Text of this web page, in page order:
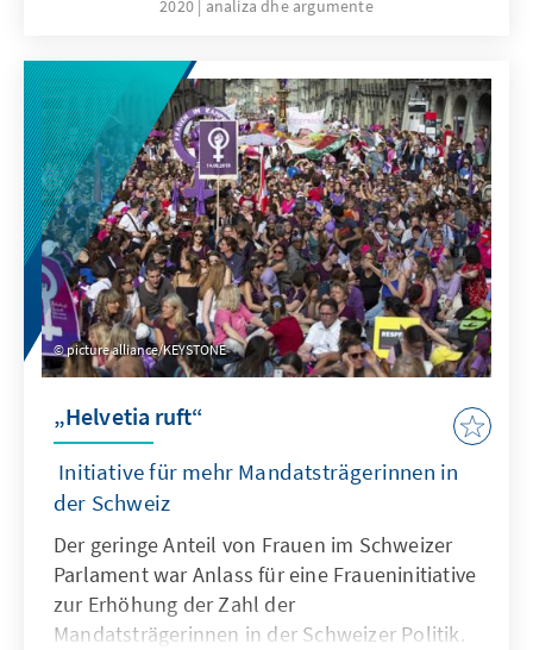
wählen, die von den Maximen Regeltreu,
soll einen Debattenbeitrag zu einer
notwendigen europäischen Strategie leisten
und die Frage reflektieren, wie zukünftig mit
China umgegangen werden sollte.
2020 analiza dhe argumente
picture alliance/KEYSTONE
„Helvetia ruft“
Initiative für mehr Mandatsträgerinnen in
der Schweiz
Der geringe Anteil von Frauen im Schweizer
Parlament war Anlass für eine Fraueninitiative
zur Erhöhung der Zahl der
Mandatsträgerinnen in der Schweizer Politik.